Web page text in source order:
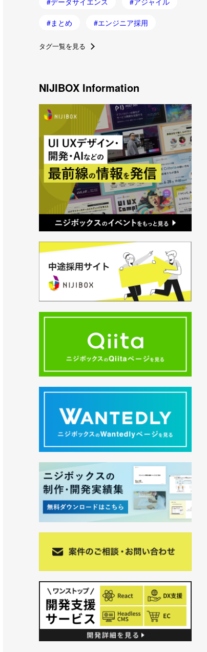
まとめ エンジニア採用
タグ一覧を見る
NIJIBOX Information